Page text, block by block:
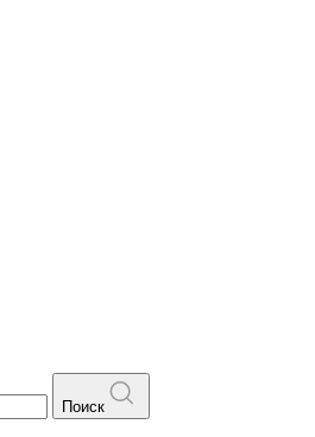
Поиск